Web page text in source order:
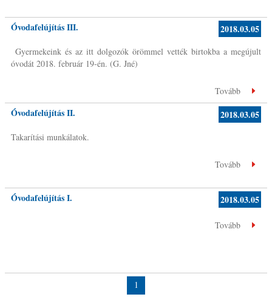
Óvodafelújítás III. 2018.03.05
Gyermekeink és az itt dolgozók örömmel vették birtokba a megújult
óvodát 2018. február 19-én. (G. Jné)
Tovább
Óvodafelújítás II. 2018.03.05
Takarítási munkálatok.
Tovább
Óvodafelújítás I. 2018.03.05
Tovább
1